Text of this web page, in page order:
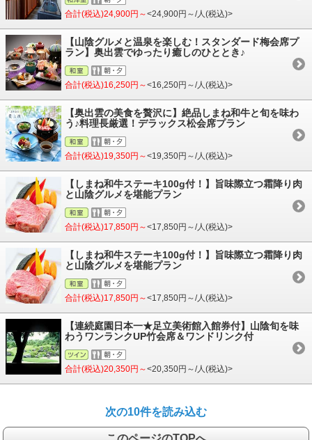
合計(税込)24,900円～<24,900円～/人(税込)>
【山陰グルメと温泉を楽しむ！スタンダード梅会席プ
ラン】奥出雲でゆったり癒しのひととき♪
合計(税込)16,250円～<16,250円～/人(税込)>
【奥出雲の美食を贅沢に】絶品しまね和牛と旬を味わ
う♪料理長厳選！デラックス松会席プラン
合計(税込)19,350円～<19,350円～/人(税込)>
【しまね和牛ステーキ100g付！】旨味際立つ霜降り肉
と山陰グルメを堪能プラン
合計(税込)17,850円～<17,850円～/人(税込)>
【しまね和牛ステーキ100g付！】旨味際立つ霜降り肉
と山陰グルメを堪能プラン
合計(税込)17,850円～<17,850円～/人(税込)>
【連続庭園日本一★足立美術館入館券付】山陰旬を味
わうワンランクUP竹会席＆ワンドリンク付
合計(税込)20,350円～<20,350円～/人(税込)>
次の10件を読み込む